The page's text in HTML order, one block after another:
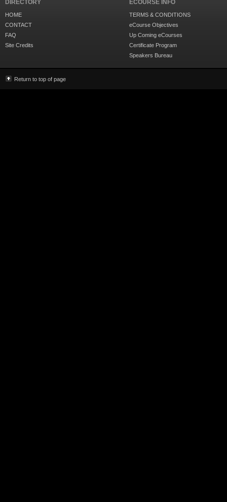
DIRECTORY
HOME
CONTACT
FAQ
Site Credits
ECOURSE INFO
TERMS & CONDITIONS
eCourse Objectives
Up Coming eCourses
Certificate Program
Speakers Bureau
Return to top of page